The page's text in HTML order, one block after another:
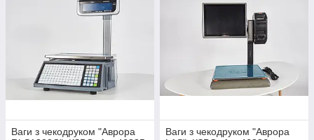
Ваги з чекодруком "Аврора
Ваги з чекодруком "Аврора